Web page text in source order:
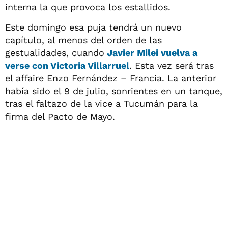
interna la que provoca los estallidos.
Este domingo esa puja tendrá un nuevo
capítulo, al menos del orden de las
gestualidades, cuando Javier Milei vuelva a
verse conVictoria Villarruel. Esta vez será tras
el affaire Enzo Fernández – Francia. La anterior
había sido el 9 de julio, sonrientes en un tanque,
tras el faltazo de la vice a Tucumán para la
firma del Pacto de Mayo.